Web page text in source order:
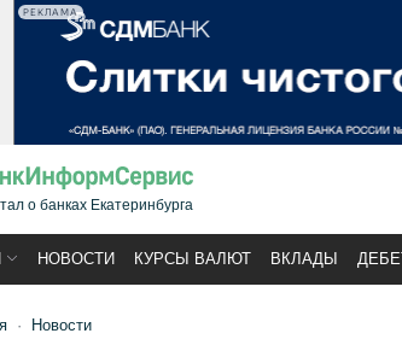
РЕКЛАМА
о банках Екатеринбурга
НОВОСТИ КУРСЫ ВАЛЮТ ВКЛАДЫ
Новости